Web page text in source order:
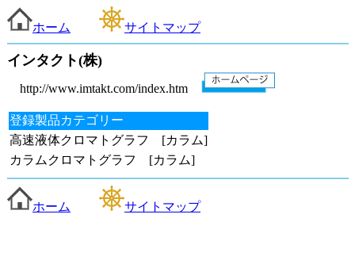
ホーム サイトマップ
インタクト(株)
http://www.imtakt.com/index.htm
登録製品カテゴリー
高速液体クロマトグラフ [カラム]
カラムクロマトグラフ [カラム]
ホーム サイトマップ